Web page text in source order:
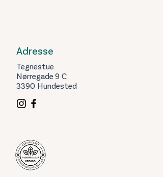
Adresse
Tegnestue
Nørregade 9 C
3390 Hundested